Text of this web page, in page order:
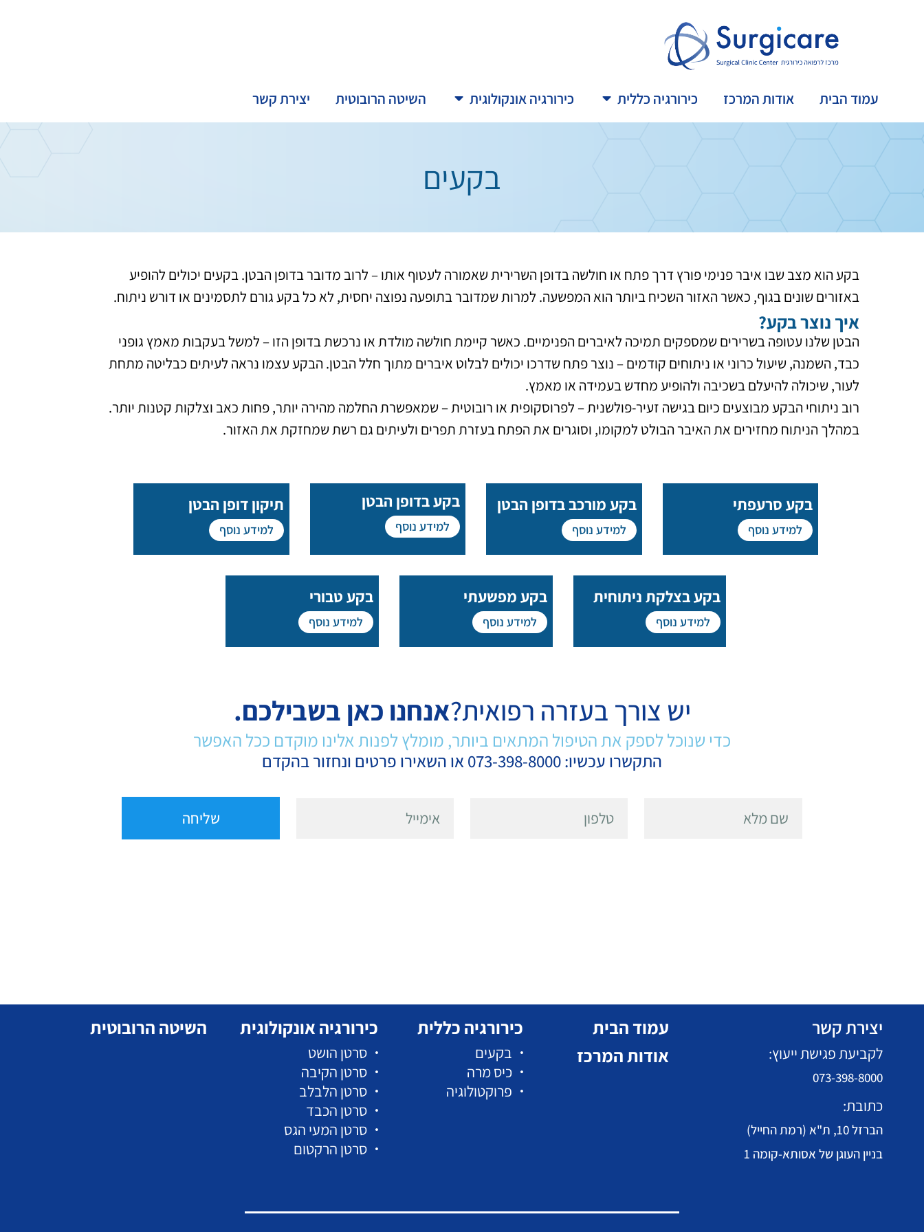
עמוד הבית אודות המרכז כירורגיה כללית כירורגיה אונקולוגית השיטה הרובוטית יצירת קשר
בקעים
בקע הוא מצב שבו איבר פנימי פורץ דרך פתח או חולשה בדופן השרירית שאמורה לעטוף אותו – לרוב מדובר בדופן הבטן. בקעים יכולים להופיע
באזורים שונים בגוף, כאשר האזור השכיח ביותר הוא המפשעה. למרות שמדובר בתופעה נפוצה יחסית, לא כל בקע גורם לתסמינים או דורש ניתוח.
איך נוצר בקע?
הבטן שלנו עטופה בשרירים שמספקים תמיכה לאיברים הפנימיים. כאשר קיימת חולשה מולדת או נרכשת בדופן הזו – למשל בעקבות מאמץ גופני
כבד, השמנה, שיעול כרוני או ניתוחים קודמים – נוצר פתח שדרכו יכולים לבלוט איברים מתוך חלל הבטן. הבקע עצמו נראה לעיתים כבליטה מתחת
לעור, שיכולה להיעלם בשכיבה ולהופיע מחדש בעמידה או מאמץ.
רוב ניתוחי הבקע מבוצעים כיום בגישה זעיר-פולשנית – לפרוסקופית או רובוטית – שמאפשרת החלמה מהירה יותר, פחות כאב וצלקות קטנות יותר.
במהלך הניתוח מחזירים את האיבר הבולט למקומו, וסוגרים את הפתח בעזרת תפרים ולעיתים גם רשת שמחזקת את האזור.
בקע סרעפתי
למידע נוסף
בקע מורכב בדופן הבטן
למידע נוסף
בקע בדופן הבטן
למידע נוסף
תיקון דופן הבטן
למידע נוסף
בקע בצלקת ניתוחית
למידע נוסף
בקע מפשעתי
למידע נוסף
בקע טבורי
למידע נוסף
יש צורך בעזרה רפואית?אנחנו כאן בשבילכם.
כדי שנוכל לספק את הטיפול המתאים ביותר, מומלץ לפנות אלינו מוקדם ככל האפשר
התקשרו עכשיו: 073-398-8000 או השאירו פרטים ונחזור בהקדם
שליחה
יצירת קשר
לקביעת פגישת ייעוץ:
073-398-8000
כתובת:
הברזל 10, ת"א (רמת החייל)
בניין העוגן של אסותא-קומה 1
עמוד הבית
אודות המרכז
כירורגיה כללית
בקעים
כיס מרה
פרוקטולוגיה
כירורגיה אונקולוגית
סרטן הושט
סרטן הקיבה
סרטן הלבלב
סרטן הכבד
סרטן המעי הגס
סרטן הרקטום
השיטה הרובוטית